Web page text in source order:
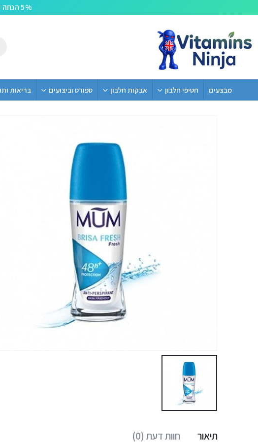
5% הנחה קופון TAKE5 בקניית 2 מוצרים. משלוח חינם מעל 279 שח!
מבצעים חטיפי חלבון אבקות חלבון ספורט וביצועים בריאות
תיאור חוות דעת (0)